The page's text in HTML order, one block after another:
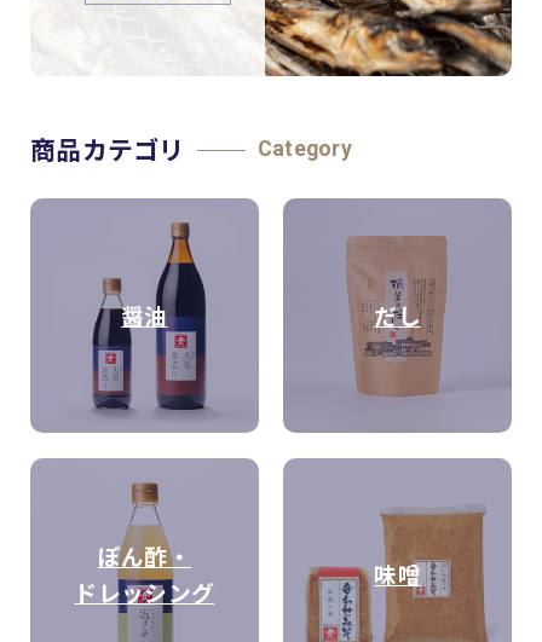
商品カテゴリ Category
醤油 だし
ぽん酢・
ドレッシング
味噌